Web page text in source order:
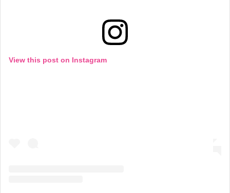
View this post on Instagram